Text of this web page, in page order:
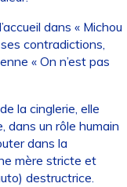
dans « Michou
contradictions,
« On n’est pas
la cinglerie, elle
dans un rôle humain
dans la
mère stricte et
destructrice.